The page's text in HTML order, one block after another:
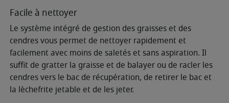
Facile à nettoyer
Le système intégré de gestion des graisses et des
cendres vous permet de nettoyer rapidement et
facilement avec moins de saletés et sans aspiration. Il
suffit de gratter la graisse et de balayer ou de racler les
cendres vers le bac de récupération, de retirer le bac et
la lèchefrite jetable et de les jeter.